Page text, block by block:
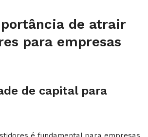
de atrair
para empresas
de capital para